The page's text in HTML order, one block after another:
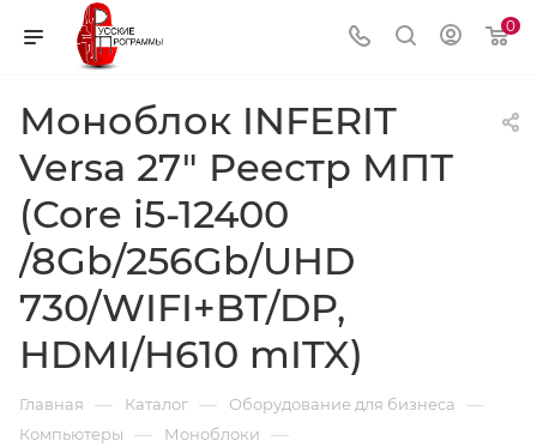
0
Моноблок INFERIT
Versa 27" Реестр МПТ
(Core i5-12400
/8Gb/256Gb/UHD
730/WIFI+BT/DP,
HDMI/H610 mITX)
Главная — Каталог — Оборудование для бизнеса —
Компьютеры — Моноблоки —